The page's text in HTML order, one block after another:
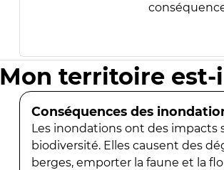
Mon territoire
Conséquences des
Les inondations ont des impacts
biodiversité. Elles causent des
berges, emporter la faune et la